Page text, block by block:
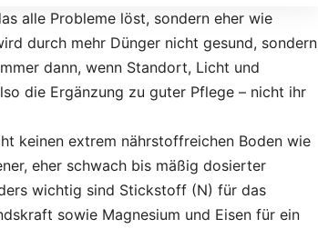
alle Probleme löst, sondern eher wie
durch mehr Dünger nicht gesund, sondern
dann, wenn Standort, Licht und
die Ergänzung zu guter Pflege – nicht ihr
keinen extrem nährstoffreichen Boden wie
eher schwach bis mäßig dosierter
wichtig sind Stickstoff (N) für das
sowie Magnesium und Eisen für ein